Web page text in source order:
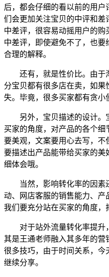
后，都会仔细的看以前的用
们会更加关注宝贝的中评和
中差评，很容易动摇用户的
中差评，即使避免不了，也
合理的解释。
还有，就是性价比。由于
分宝贝都有很多店在卖，如
失。毕竟，很多买家都有贪小
另外，宝贝描述的设计。
买家的角度，对产品的各个
要美观，文案要用心去写，
要描述出产品能带给买家的美
细体会哦。
当然，影响转化率的因素
动、网店客服的销售能力、产
我们要充分站在买家的角度，
对于站外流量转化率提升
其是王通老师融入其多年的
很多技巧，由于时间关系，
继续分享。